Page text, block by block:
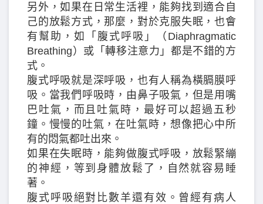
另外，如果在日常生活裡，能夠找到適合自
己的放鬆方式，那麼，對於克服失眠，也會
有幫助，如「腹式呼吸」（Diaphragmatic
Breathing）或「轉移注意力」都是不錯的方
式。
腹式呼吸就是深呼吸，也有人稱為橫膈膜呼
吸。當我們呼吸時，由鼻子吸氣，但是用嘴
巴吐氣，而且吐氣時，最好可以超過五秒
鐘。慢慢的吐氣，在吐氣時，想像把心中所
有的悶氣都吐出來。
如果在失眠時，能夠做腹式呼吸，放鬆緊繃
的神經，等到身體放鬆了，自然就容易睡
著。
腹式呼吸絕對比數羊還有效。曾經有病人